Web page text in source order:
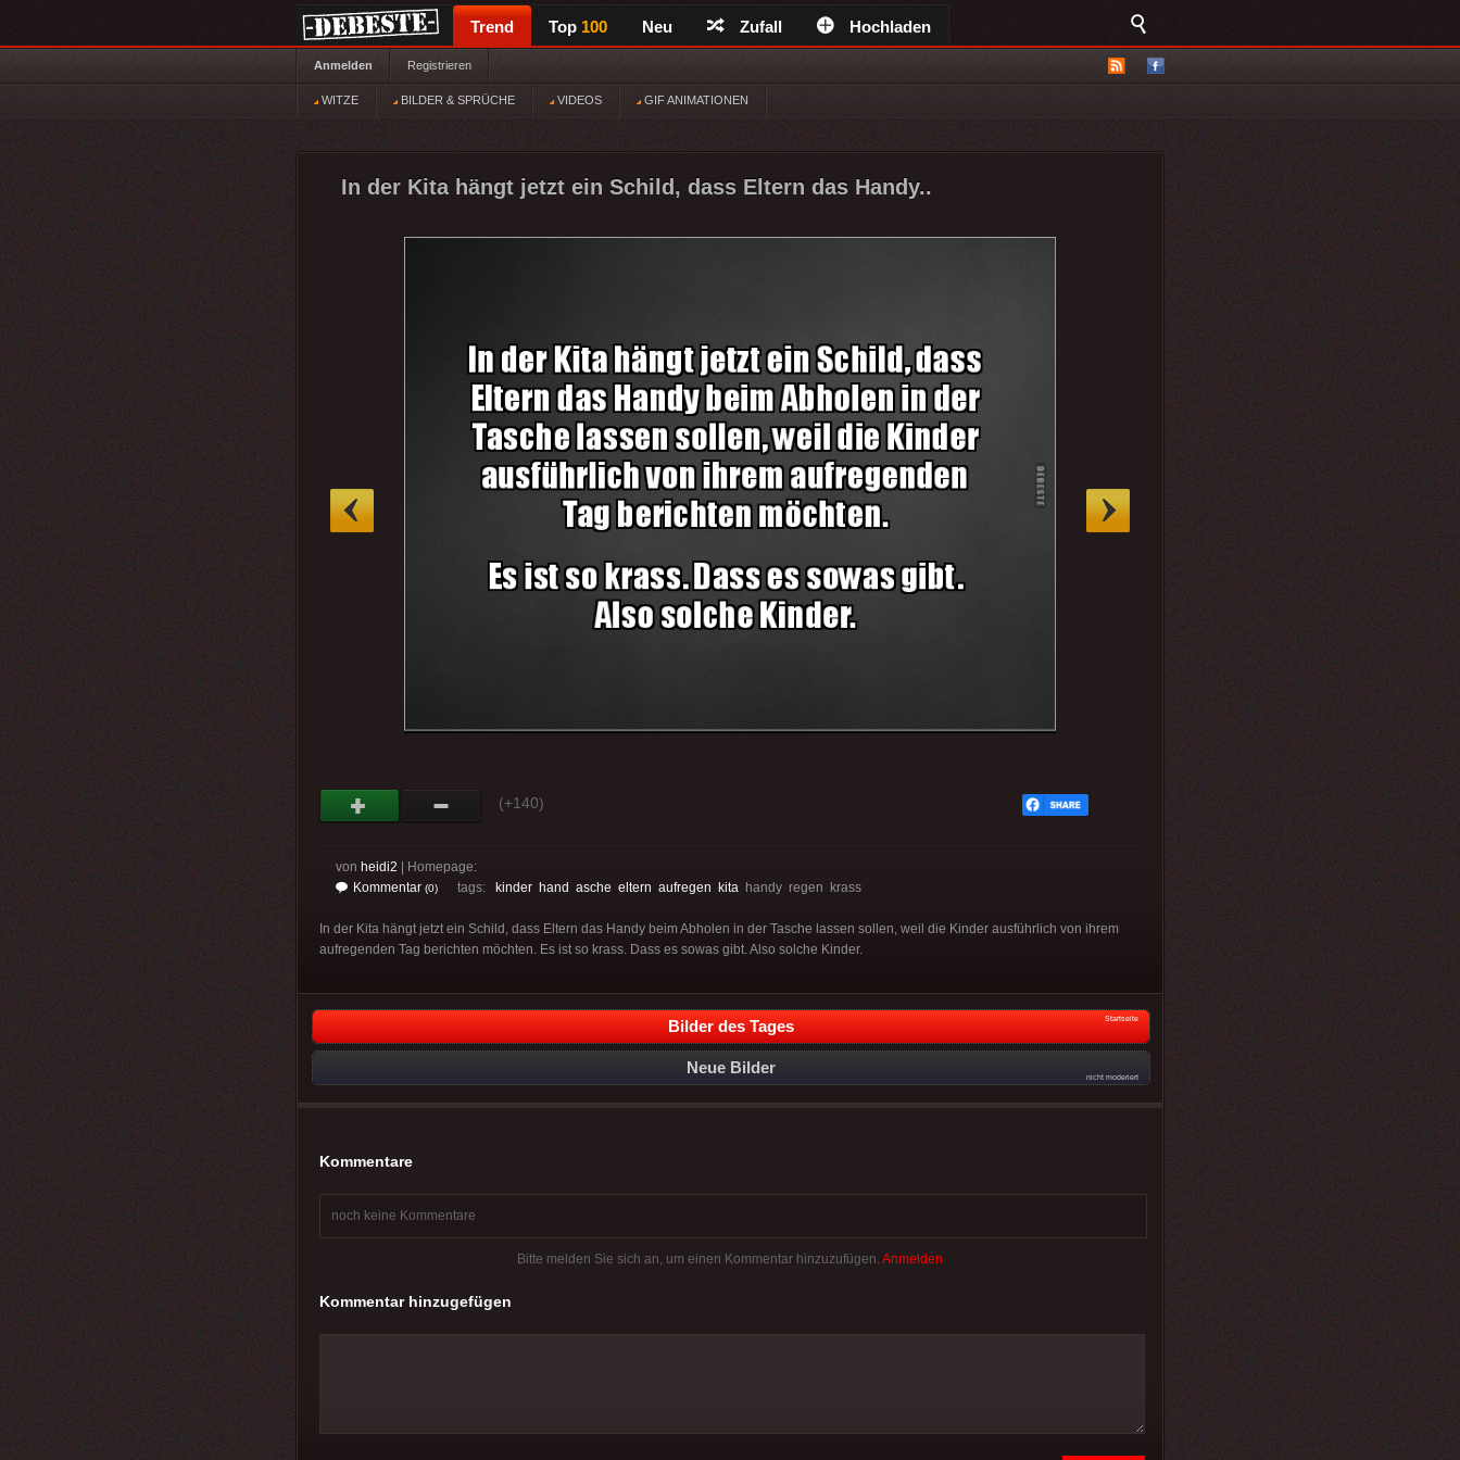
Trend Top 100 Neu Zufall Hochladen
Anmelden Registrieren
WITZE BILDER & SPRÜCHE VIDEOS GIF ANIMATIONEN
In der Kita hängt jetzt ein Schild, dass Eltern das Handy..
(+140)
von heidi2 | Homepage:
Kommentar (0) tags: kinder hand asche eltern aufregen kita handy regen krass
In der Kita hängt jetzt ein Schild, dass Eltern das Handy beim Abholen in der Tasche lassen sollen, weil die Kinder ausführlich von ihrem
aufregenden Tag berichten möchten. Es ist so krass. Dass es sowas gibt. Also solche Kinder.
Bilder des Tages Startseite
Neue Bilder
nicht moderiert
Kommentare
noch keine Kommentare
Bitte melden Sie sich an, um einen Kommentar hinzuzufügen. Anmelden
Kommentar hinzugefügen